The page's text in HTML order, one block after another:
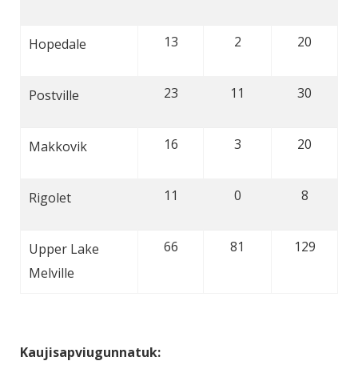
Hopedale 13 2 20
Postville 23 11 30
Makkovik 16 3 20
Rigolet 11 0 8
Upper Lake
Melville
66 81 129
Kaujisapviugunnatuk: